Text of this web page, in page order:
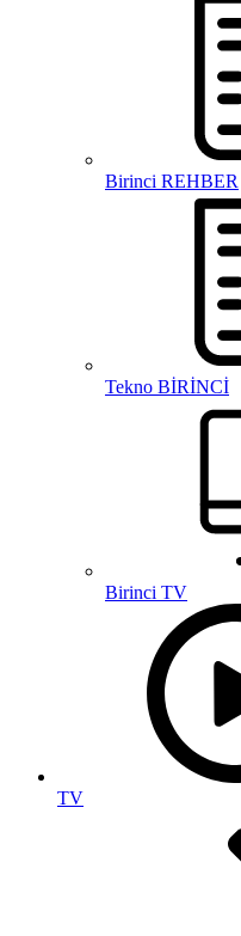
Birinci REHBER
Tekno BİRİNCİ
Birinci TV
TV